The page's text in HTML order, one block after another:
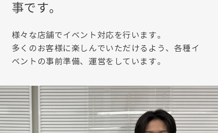
事です。
様々な店舗でイベント対応を行います。
多くのお客様に楽しんでいただけるよう、各種イ
ベントの事前準備、運営をしています。